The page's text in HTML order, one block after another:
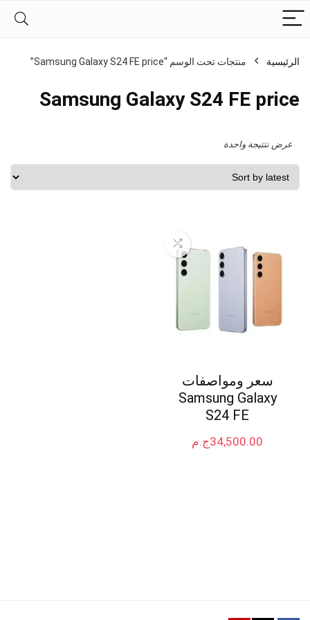
الرئيسية منتجات تحت الوسم “Samsung Galaxy S24 FE price”
Samsung Galaxy S24 FE price
عرض نتتيجة واحدة
سعر ومواصفات
Samsung Galaxy
S24 FE
ج.م34,500.00